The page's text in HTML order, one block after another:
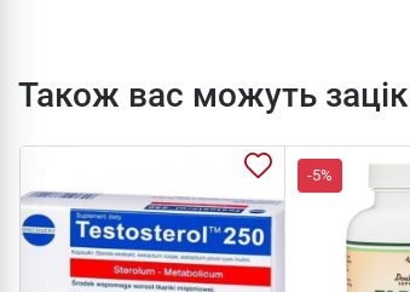
Також вас можуть
-5%